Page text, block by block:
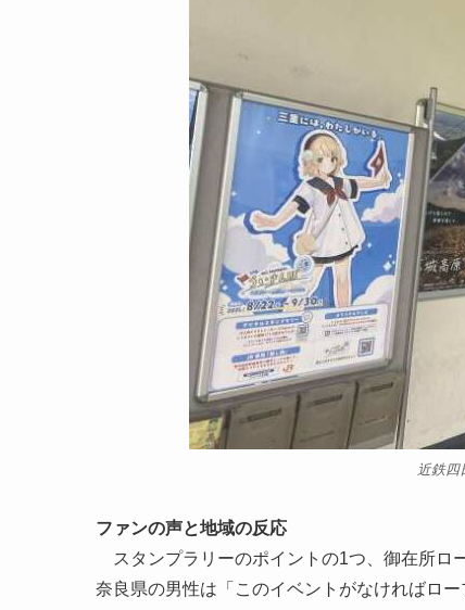
近鉄四
ファンの声と地域の反応
スタンプラリーのポイントの1つ、御在所ロ
奈良県の男性は「このイベントがなければロ